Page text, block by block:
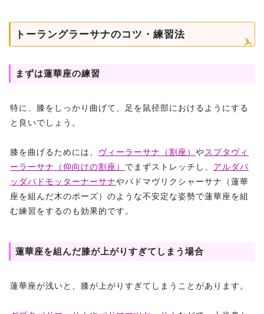
トーラングラーサナのコツ・練習法
まずは蓮華座の練習
特に、膝をしっかり曲げて、足を鼠径部におけるようにする
と良いでしょう。
膝を曲げるためには、 ヴィーラーサナ（割座） やスプタヴィ
ーラーサナ（仰向けの割座） でまずストレッチし、 アルダバ
ッダパドモッターナーサナやパドマヴリクシャーサナ（蓮華
座を組んだ木のポーズ）のような不安定な姿勢で蓮華座を組
む練習をするのも効果的です。
蓮華座を組んだ膝が上がりすぎてしまう場合
蓮華座が浅いと、膝が上がりすぎてしまうことがあります。